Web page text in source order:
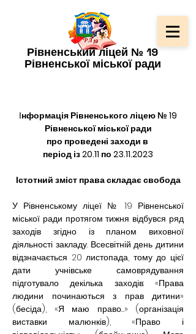
Рівненський ліцей № 19
Рівненської міської ради
Інформація Рівненського ліцею № 19
Рівненської міської ради
про проведені заходи в
період із 20.11 по 23.11.2023
Істотний зміст права складає свобода
У Рівненському ліцеї № 19 Рівненської
міської ради протягом тижня відбувся ряд
заходів згідно із планом виховної
діяльності закладу. Всесвітній день дитини
відзначається 20 листопада, тому до цієї
дати учнівське самоврядування
підготувало декілька заходів: «Права
людини починаються з прав дитини»
(бесіда), «Я маю право…» (організація
виставки малюнків), «Право і